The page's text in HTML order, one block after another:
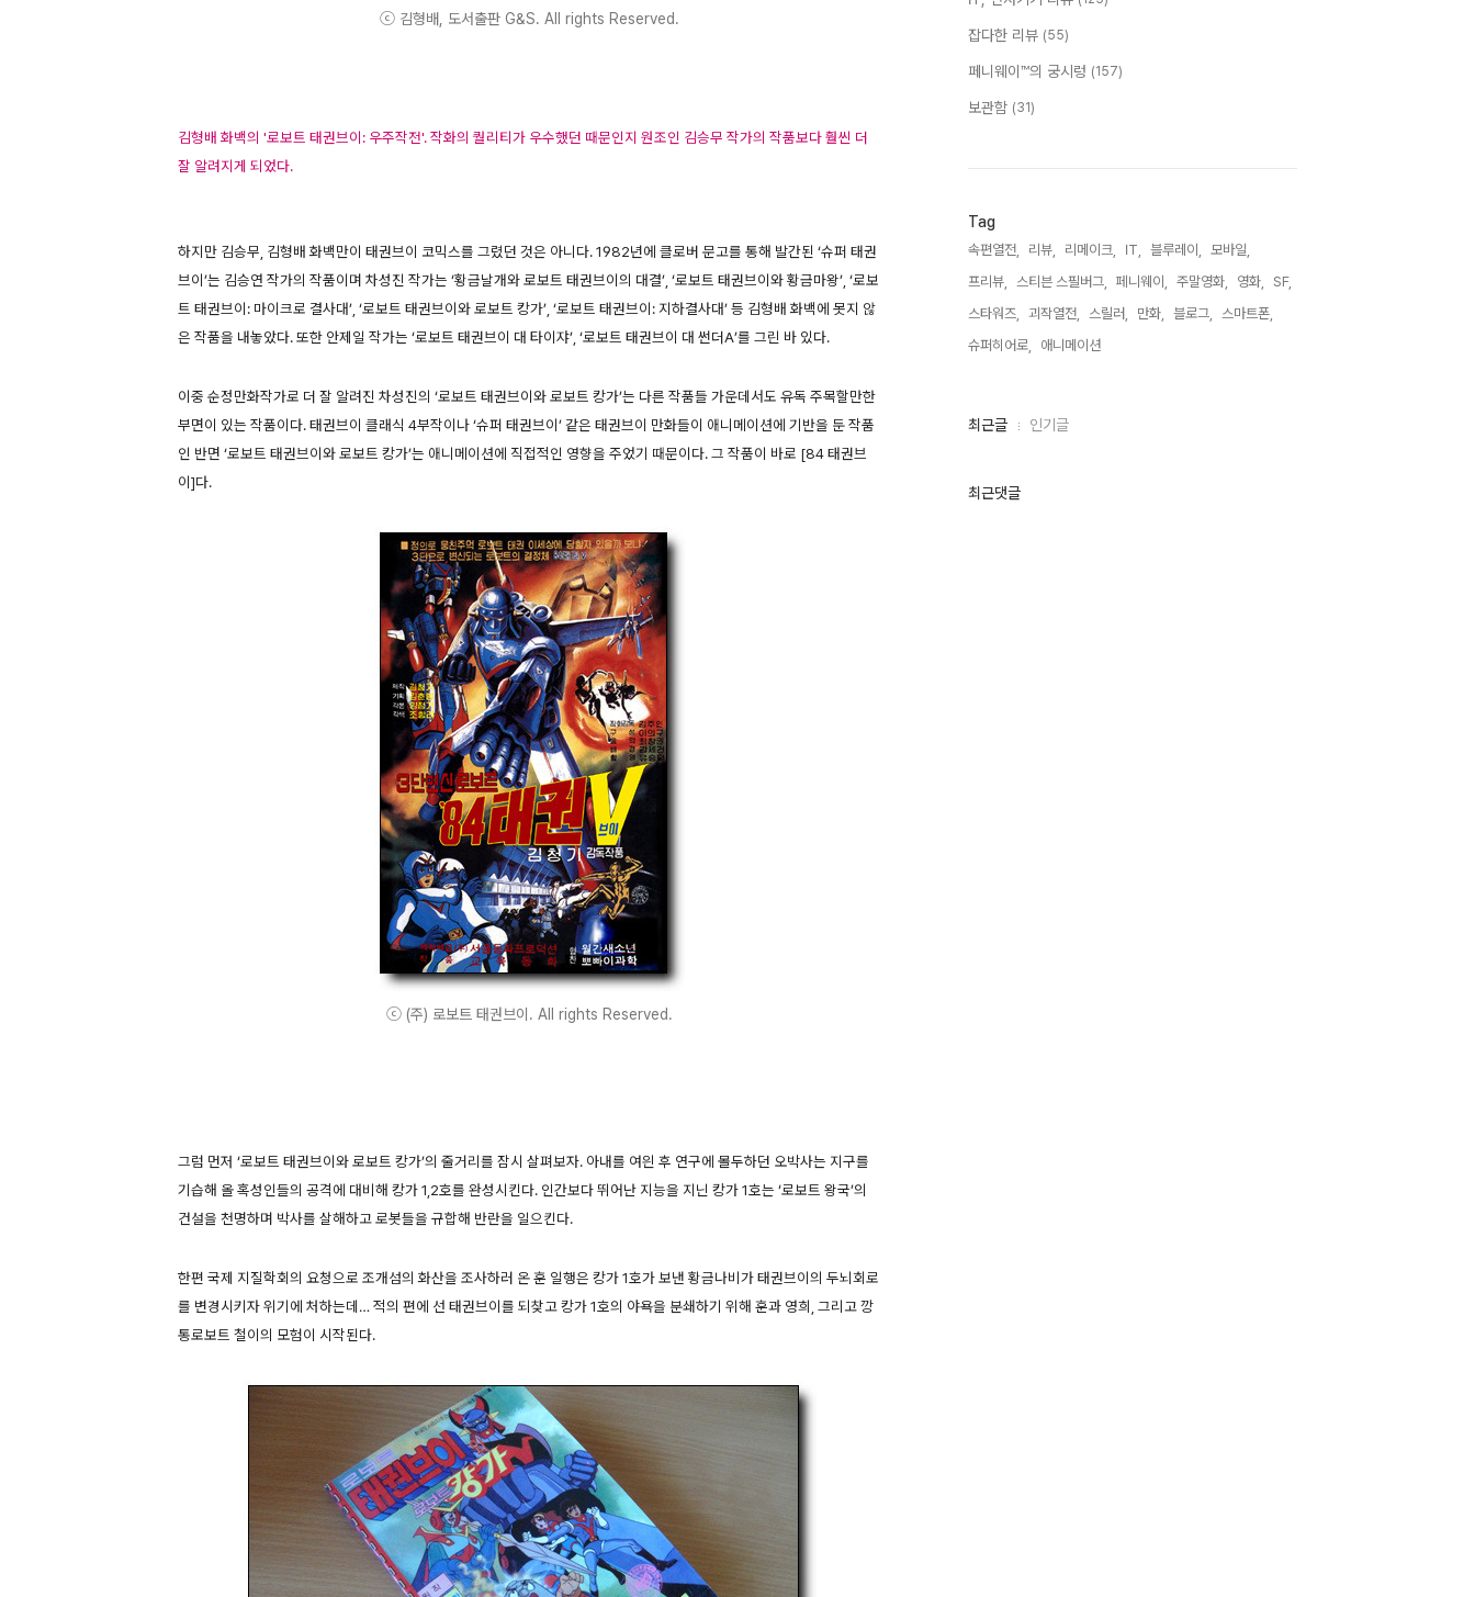
ⓒ 김형배, 도서출판 G&S. All rights Reserved.
김형배 화백의 '로보트 태권브이: 우주작전'. 작화의 퀄리티가 우수했던 때문인지 원조인 김승무 작가의 작품보다 훨씬 더
잘 알려지게 되었다.
하지만 김승무, 김형배 화백만이 태권브이 코믹스를 그렸던 것은 아니다. 1982년에 클로버 문고를 통해 발간된 ‘슈퍼 태권
브이’는 김승연 작가의 작품이며 차성진 작가는 ‘황금날개와 로보트 태권브이의 대결’, ‘로보트 태권브이와 황금마왕’, ‘로보
트 태권브이: 마이크로 결사대’, ‘로보트 태권브이와 로보트 캉가’, ‘로보트 태권브이: 지하결사대’ 등 김형배 화백에 못지 않
은 작품을 내놓았다. 또한 안제일 작가는 ‘로보트 태권브이 대 타이쟈’, ‘로보트 태권브이 대 썬더A’를 그린 바 있다.
이중 순정만화작가로 더 잘 알려진 차성진의 ‘로보트 태권브이와 로보트 캉가’는 다른 작품들 가운데서도 유독 주목할만한
부면이 있는 작품이다. 태권브이 클래식 4부작이나 ‘슈퍼 태권브이’ 같은 태권브이 만화들이 애니메이션에 기반을 둔 작품
인 반면 ‘로보트 태권브이와 로보트 캉가’는 애니메이션에 직접적인 영향을 주었기 때문이다. 그 작품이 바로 [84 태권브
이]다.
ⓒ (주) 로보트 태권브이. All rights Reserved.
그럼 먼저 ‘로보트 태권브이와 로보트 캉가’의 줄거리를 잠시 살펴보자. 아내를 여읜 후 연구에 몰두하던 오박사는 지구를
기습해 올 혹성인들의 공격에 대비해 캉가 1,2호를 완성시킨다. 인간보다 뛰어난 지능을 지닌 캉가 1호는 ‘로보트 왕국’의
건설을 천명하며 박사를 살해하고 로봇들을 규합해 반란을 일으킨다.
한편 국제 지질학회의 요청으로 조개섬의 화산을 조사하러 온 훈 일행은 캉가 1호가 보낸 황금나비가 태권브이의 두뇌회로
를 변경시키자 위기에 처하는데… 적의 편에 선 태권브이를 되찾고 캉가 1호의 야욕을 분쇄하기 위해 훈과 영희, 그리고 깡
통로보트 철이의 모험이 시작된다.
잡다한 리뷰 (55)
페니웨이™의 궁시렁 (157)
보관함 (31)
Tag
속편열전, 리뷰, 리메이크, IT, 블루레이,
모바일,
프리뷰,
스티븐 스필버그, 페니웨이, 주말영화, 영화,
SF,
스타워즈,
괴작열전, 스릴러, 만화, 블로그,
스마트폰,
슈퍼히어로,
애니메이션,
최
인
최근글 인기글
최근댓글